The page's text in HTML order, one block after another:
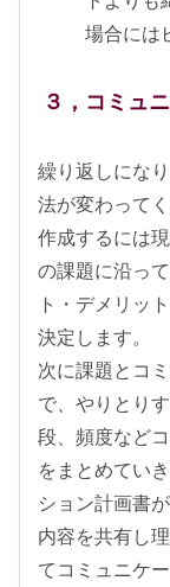
場合には
３，コミュ
繰り返しにな
法が変わって
作成するには
の課題に沿っ
ト・デメリッ
決定します。
次に課題とコ
で、やりとり
段、頻度など
をまとめてい
ション計画書
内容を共有し
てコミュニケ